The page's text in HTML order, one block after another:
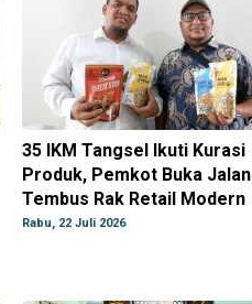
35 IKM Tangsel Ikuti Kurasi
Produk, Pemkot Buka Jalan
Tembus Rak Retail Modern
Rabu, 22 Juli 2026